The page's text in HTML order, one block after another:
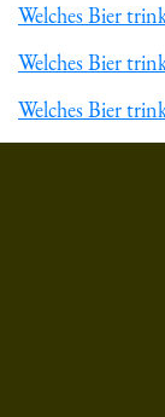
Welches Bier
Welches Bier
Welches Bier